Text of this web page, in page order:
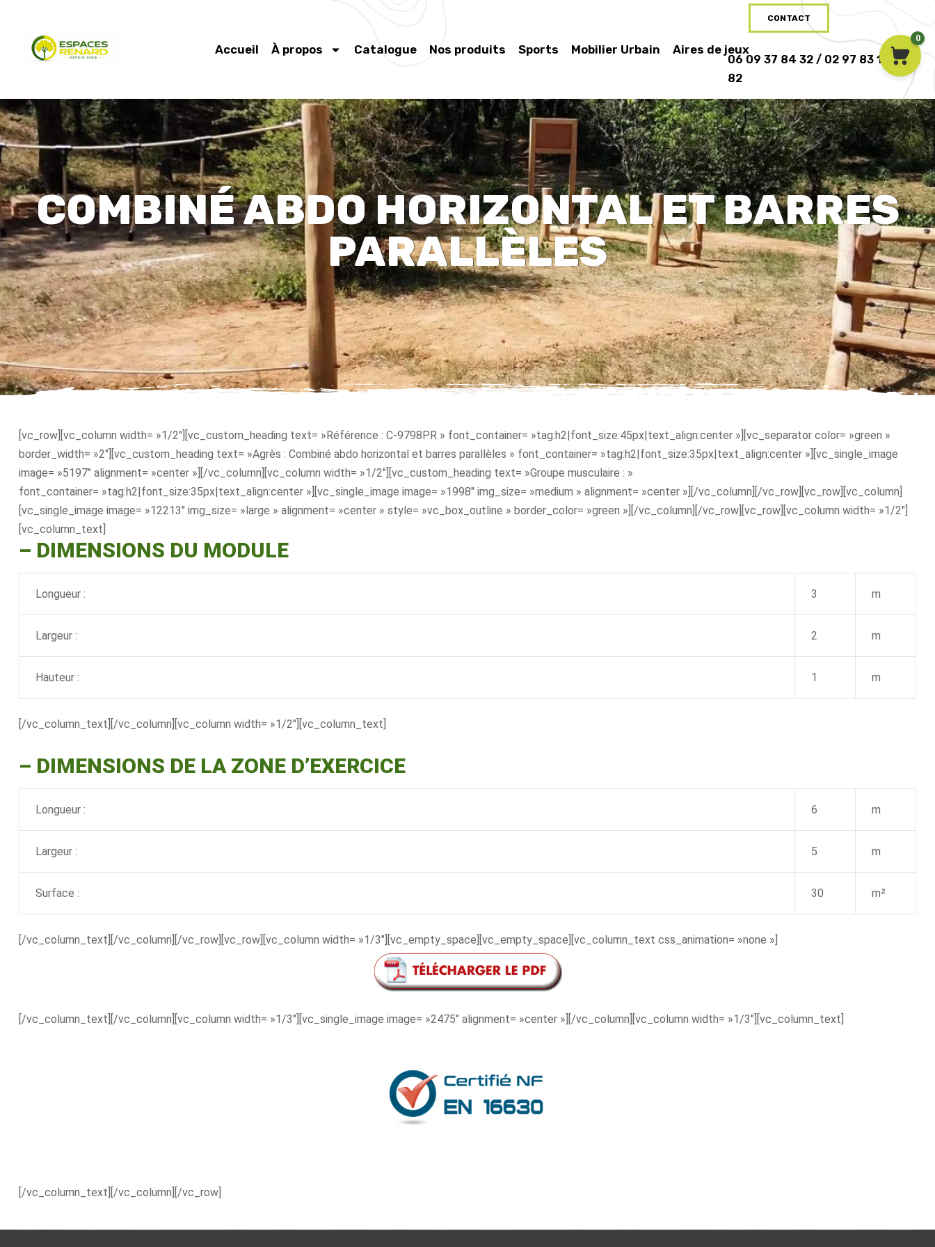
Accueil À propos Catalogue Nos produits Sports Mobilier Urbain Aires de jeux
CONTACT
06 09 37 84 32 / 02 97 83 16
82
COMBINÉ ABDO HORIZONTAL ET BARRES
PARALLÈLES
[vc_row][vc_column width= »1/2″][vc_custom_heading text= »Référence : C-9798PR » font_container= »tag:h2|font_size:45px|text_align:center »][vc_separator color= »green »
border_width= »2″][vc_custom_heading text= »Agrès : Combiné abdo horizontal et barres parallèles » font_container= »tag:h2|font_size:35px|text_align:center »][vc_single_image
image= »5197″ alignment= »center »][/vc_column][vc_column width= »1/2″][vc_custom_heading text= »Groupe musculaire : »
font_container= »tag:h2|font_size:35px|text_align:center »][vc_single_image image= »1998″ img_size= »medium » alignment= »center »][/vc_column][/vc_row][vc_row][vc_column]
[vc_single_image image= »12213″ img_size= »large » alignment= »center » style= »vc_box_outline » border_color= »green »][/vc_column][/vc_row][vc_row][vc_column width= »1/2″]
[vc_column_text]
– DIMENSIONS DU MODULE
Longueur : 3 m
Largeur : 2 m
Hauteur : 1 m
[/vc_column_text][/vc_column][vc_column width= »1/2″][vc_column_text]
– DIMENSIONS DE LA ZONE D’EXERCICE
Longueur : 6 m
Largeur : 5 m
Surface : 30 m²
[/vc_column_text][/vc_column][/vc_row][vc_row][vc_column width= »1/3″][vc_empty_space][vc_empty_space][vc_column_text css_animation= »none »]
[/vc_column_text][/vc_column][vc_column width= »1/3″][vc_single_image image= »2475″ alignment= »center »][/vc_column][vc_column width= »1/3″][vc_column_text]
[/vc_column_text][/vc_column][/vc_row]
0